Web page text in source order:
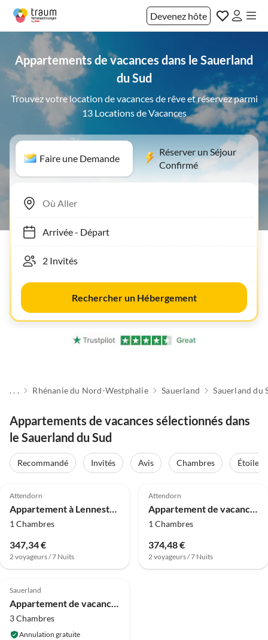
Devenez hôte
Appartements de vacances dans le Sauerland
du Sud
Trouvez votre location de vacances de rêve et réservez parmi
13 Locations de Vacances
Faire une Demande
Réserver un Séjour
Confirmé
Arrivée- Départ
Rechercher un Hébergement
. . . Rhénanie du Nord-Westphalie Sauerland Sauerland du
Appartements de vacances sélectionnés dans
le Sauerland du Sud
Recommandé Invités Avis Chambres
Étoiles
Attendorn
Appartement à Lennestadt pour 2 personnes
1 Chambres
347,34 €
2 voyageurs / 7 Nuits
Attendorn
Appartement de vacances avec balcon à Bruchhausen
1 Chambres
374,48 €
2 voyageurs / 7 Nuits
5.0 (13)
Sauerland
Appartement de vacances Appartement de rêve sur l'étang du moulin
3 Chambres
Annulation gratuite